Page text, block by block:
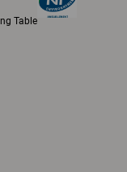
Table